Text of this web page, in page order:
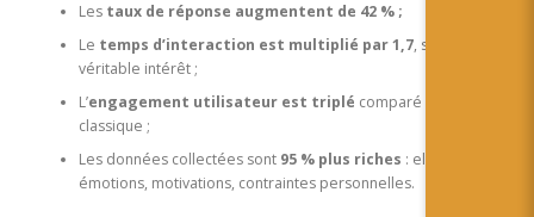
Les taux de réponse augmentent de 42 % ;
Le temps d’interaction est multiplié par 1,7, signe d’un
véritable intérêt ;
L’engagement utilisateur est triplé comparé à un chatbot
classique ;
Les données collectées sont 95 % plus riches : elles révèlent
émotions, motivations, contraintes personnelles.